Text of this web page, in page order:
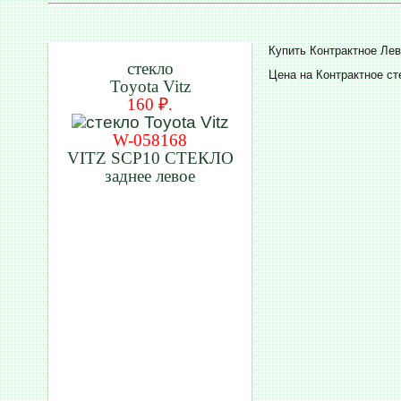
стекло
Toyota Vitz
160 ₽.
W-058168
VITZ SCP10 СТЕКЛО
заднее левое
Купить Контрактное
Цена на Контрактное